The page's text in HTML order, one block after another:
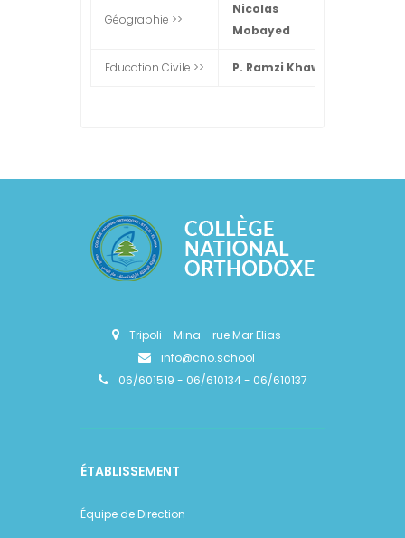
Géographie >>
Nicolas
Mobayed
Education Civile >> P. Ramzi Khawli
Tripoli - Mina - rue Mar Elias
info@cno.school
06/601519 - 06/610134 - 06/610137
ÉTABLISSEMENT
Équipe de Direction